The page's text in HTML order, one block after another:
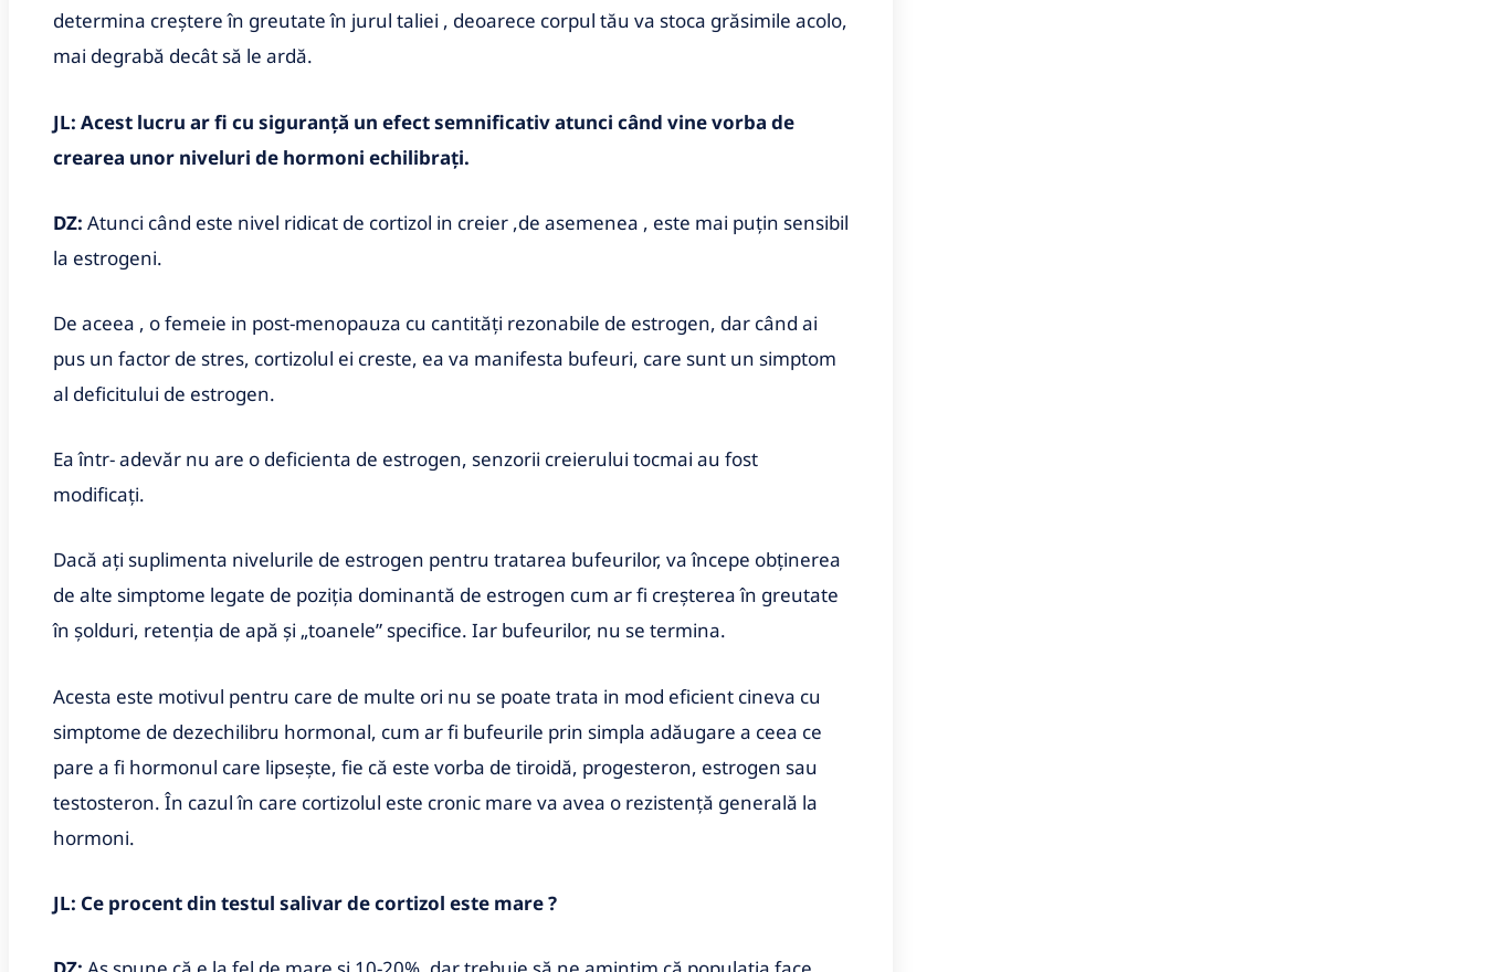
determina creștere în greutate în jurul taliei , deoarece corpul tău va stoca grăsimile acolo,
mai degrabă decât să le ardă.
JL: Acest lucru ar fi cu siguranță un efect semnificativ atunci când vine vorba de
crearea unor niveluri de hormoni echilibrați.
DZ: Atunci când este nivel ridicat de cortizol in creier ,de asemenea , este mai puțin sensibil
la estrogeni.
De aceea , o femeie in post-menopauza cu cantități rezonabile de estrogen, dar când ai
pus un factor de stres, cortizolul ei creste, ea va manifesta bufeuri, care sunt un simptom
al deficitului de estrogen.
Ea într- adevăr nu are o deficienta de estrogen, senzorii creierului tocmai au fost
modificați.
Dacă ați suplimenta nivelurile de estrogen pentru tratarea bufeurilor, va începe obținerea
de alte simptome legate de poziția dominantă de estrogen cum ar fi creșterea în greutate
în șolduri, retenția de apă și „toanele” specifice. Iar bufeurilor, nu se termina.
Acesta este motivul pentru care de multe ori nu se poate trata in mod eficient cineva cu
simptome de dezechilibru hormonal, cum ar fi bufeurile prin simpla adăugare a ceea ce
pare a fi hormonul care lipsește, fie că este vorba de tiroidă, progesteron, estrogen sau
testosteron. În cazul în care cortizolul este cronic mare va avea o rezistență generală la
hormoni.
JL: Ce procent din testul salivar de cortizol este mare ?